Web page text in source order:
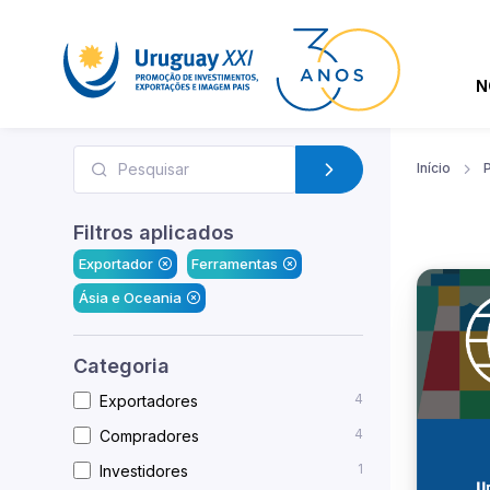
Filtros aplicados
Exportador
Ferramentas
Ásia e Oceania
Categoria
Exportadores 4
Compradores 4
Investidores 1
Início